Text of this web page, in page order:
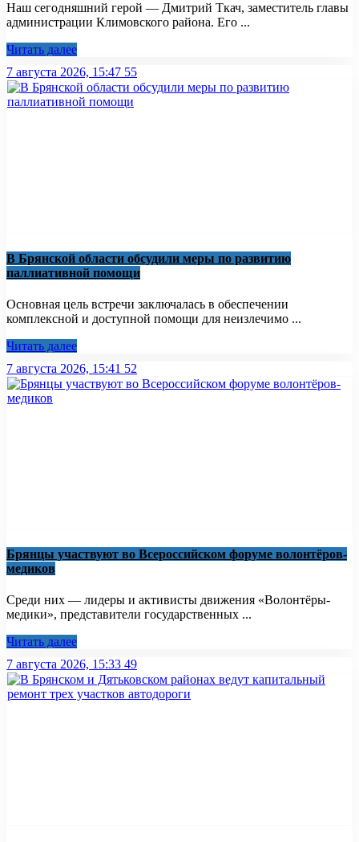
Наш сегодняшний герой — Дмитрий Ткач, заместитель главы
администрации Климовского района. Его ...
Читать далее
7 августа 2026, 15:47 55
В Брянской области обсудили меры по развитию
паллиативной помощи
Основная цель встречи заключалась в обеспечении
комплексной и доступной помощи для неизлечимо ...
Читать далее
7 августа 2026, 15:41 52
Брянцы участвуют во Всероссийском форуме волонтёров-
медиков
Среди них — лидеры и активисты движения «Волонтёры-
медики», представители государственных ...
Читать далее
7 августа 2026, 15:33 49